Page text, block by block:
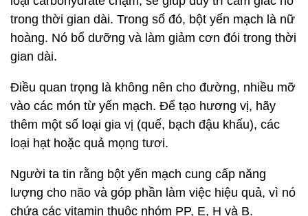
trong thời gian dài. Trong số đó, bột yến mạch là nữ
hoàng. Nó bổ dưỡng và làm giảm cơn đói trong thời
gian dài.
Điều quan trọng là không nên cho đường, nhiều mỡ
vào các món từ yến mạch. Để tạo hương vị, hãy
thêm một số loại gia vị (quế, bạch đậu khấu), các
loại hạt hoặc quả mọng tươi.
Người ta tin rằng bột yến mạch cung cấp năng
lượng cho não và góp phần làm việc hiệu quả, vì nó
chứa các vitamin thuộc nhóm PP, E, H và B.